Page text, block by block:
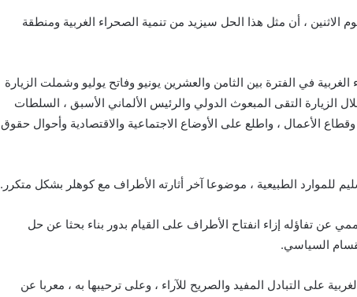
، أن مثل هذا الحل سيزيد من تنمية الصحراء الغربية ومنطقة
في الفترة بين الثامن والعشرين يونيو وفاتح يوليو وشملت الزيارة
الزيارة التقى المبعوث الدولي والرئيس الألماني الأسبق ، السلطات
الأعمال ، واطلع على الأوضاع الاجتماعية والاقتصادية وأحوال حقوق
للموارد الطبيعية ، موضوعا آخر أثارته الأطراف مع كوهلر بشكل متكرر.
عن تفاؤله إزاء انفتاح الأطراف على القيام بدور بناء بحثا عن حل
السياسي.
على التبادل المفيد والصريح للآراء ، وعلى ترحيبها به ، معربا عن